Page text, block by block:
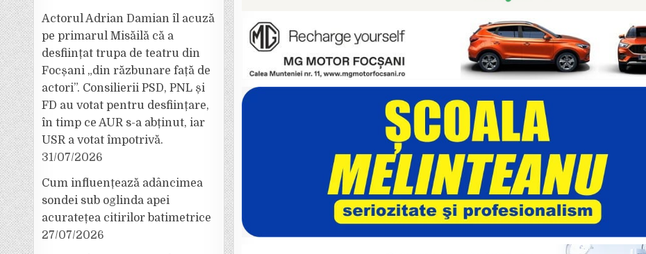
Actorul Adrian Damian îl acuză
pe primarul Misăilă că a
desființat trupa de teatru din
Focșani „din răzbunare față de
actori”. Consilierii PSD, PNL și
FD au votat pentru desființare,
în timp ce AUR s-a abținut, iar
USR a votat împotrivă.
31/07/2026
Cum influențează adâncimea
sondei sub oglinda apei
acuratețea citirilor batimetrice
27/07/2026